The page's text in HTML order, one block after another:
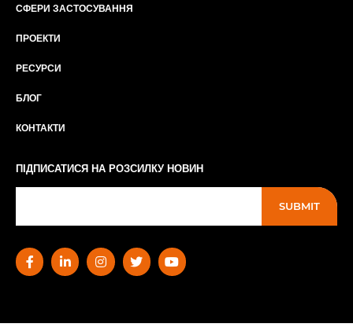
СФЕРИ ЗАСТОСУВАННЯ
ПРОЕКТИ
РЕСУРСИ
БЛОГ
КОНТАКТИ
ПІДПИСАТИСЯ НА РОЗСИЛКУ НОВИН
SUBMIT